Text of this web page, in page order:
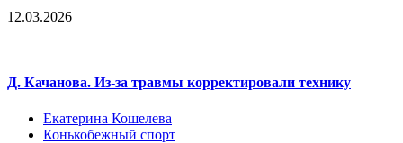
12.03.2026
Д. Качанова. Из-за травмы корректировали технику
Екатерина Кошелева
Конькобежный спорт